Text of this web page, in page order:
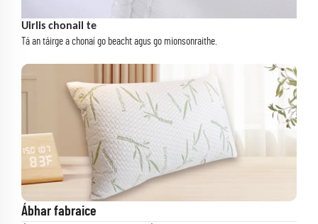
Uirlis chonail te
Tá an táirge a chonaí go beacht agus go mionsonraithe.
Ábhar fabraice